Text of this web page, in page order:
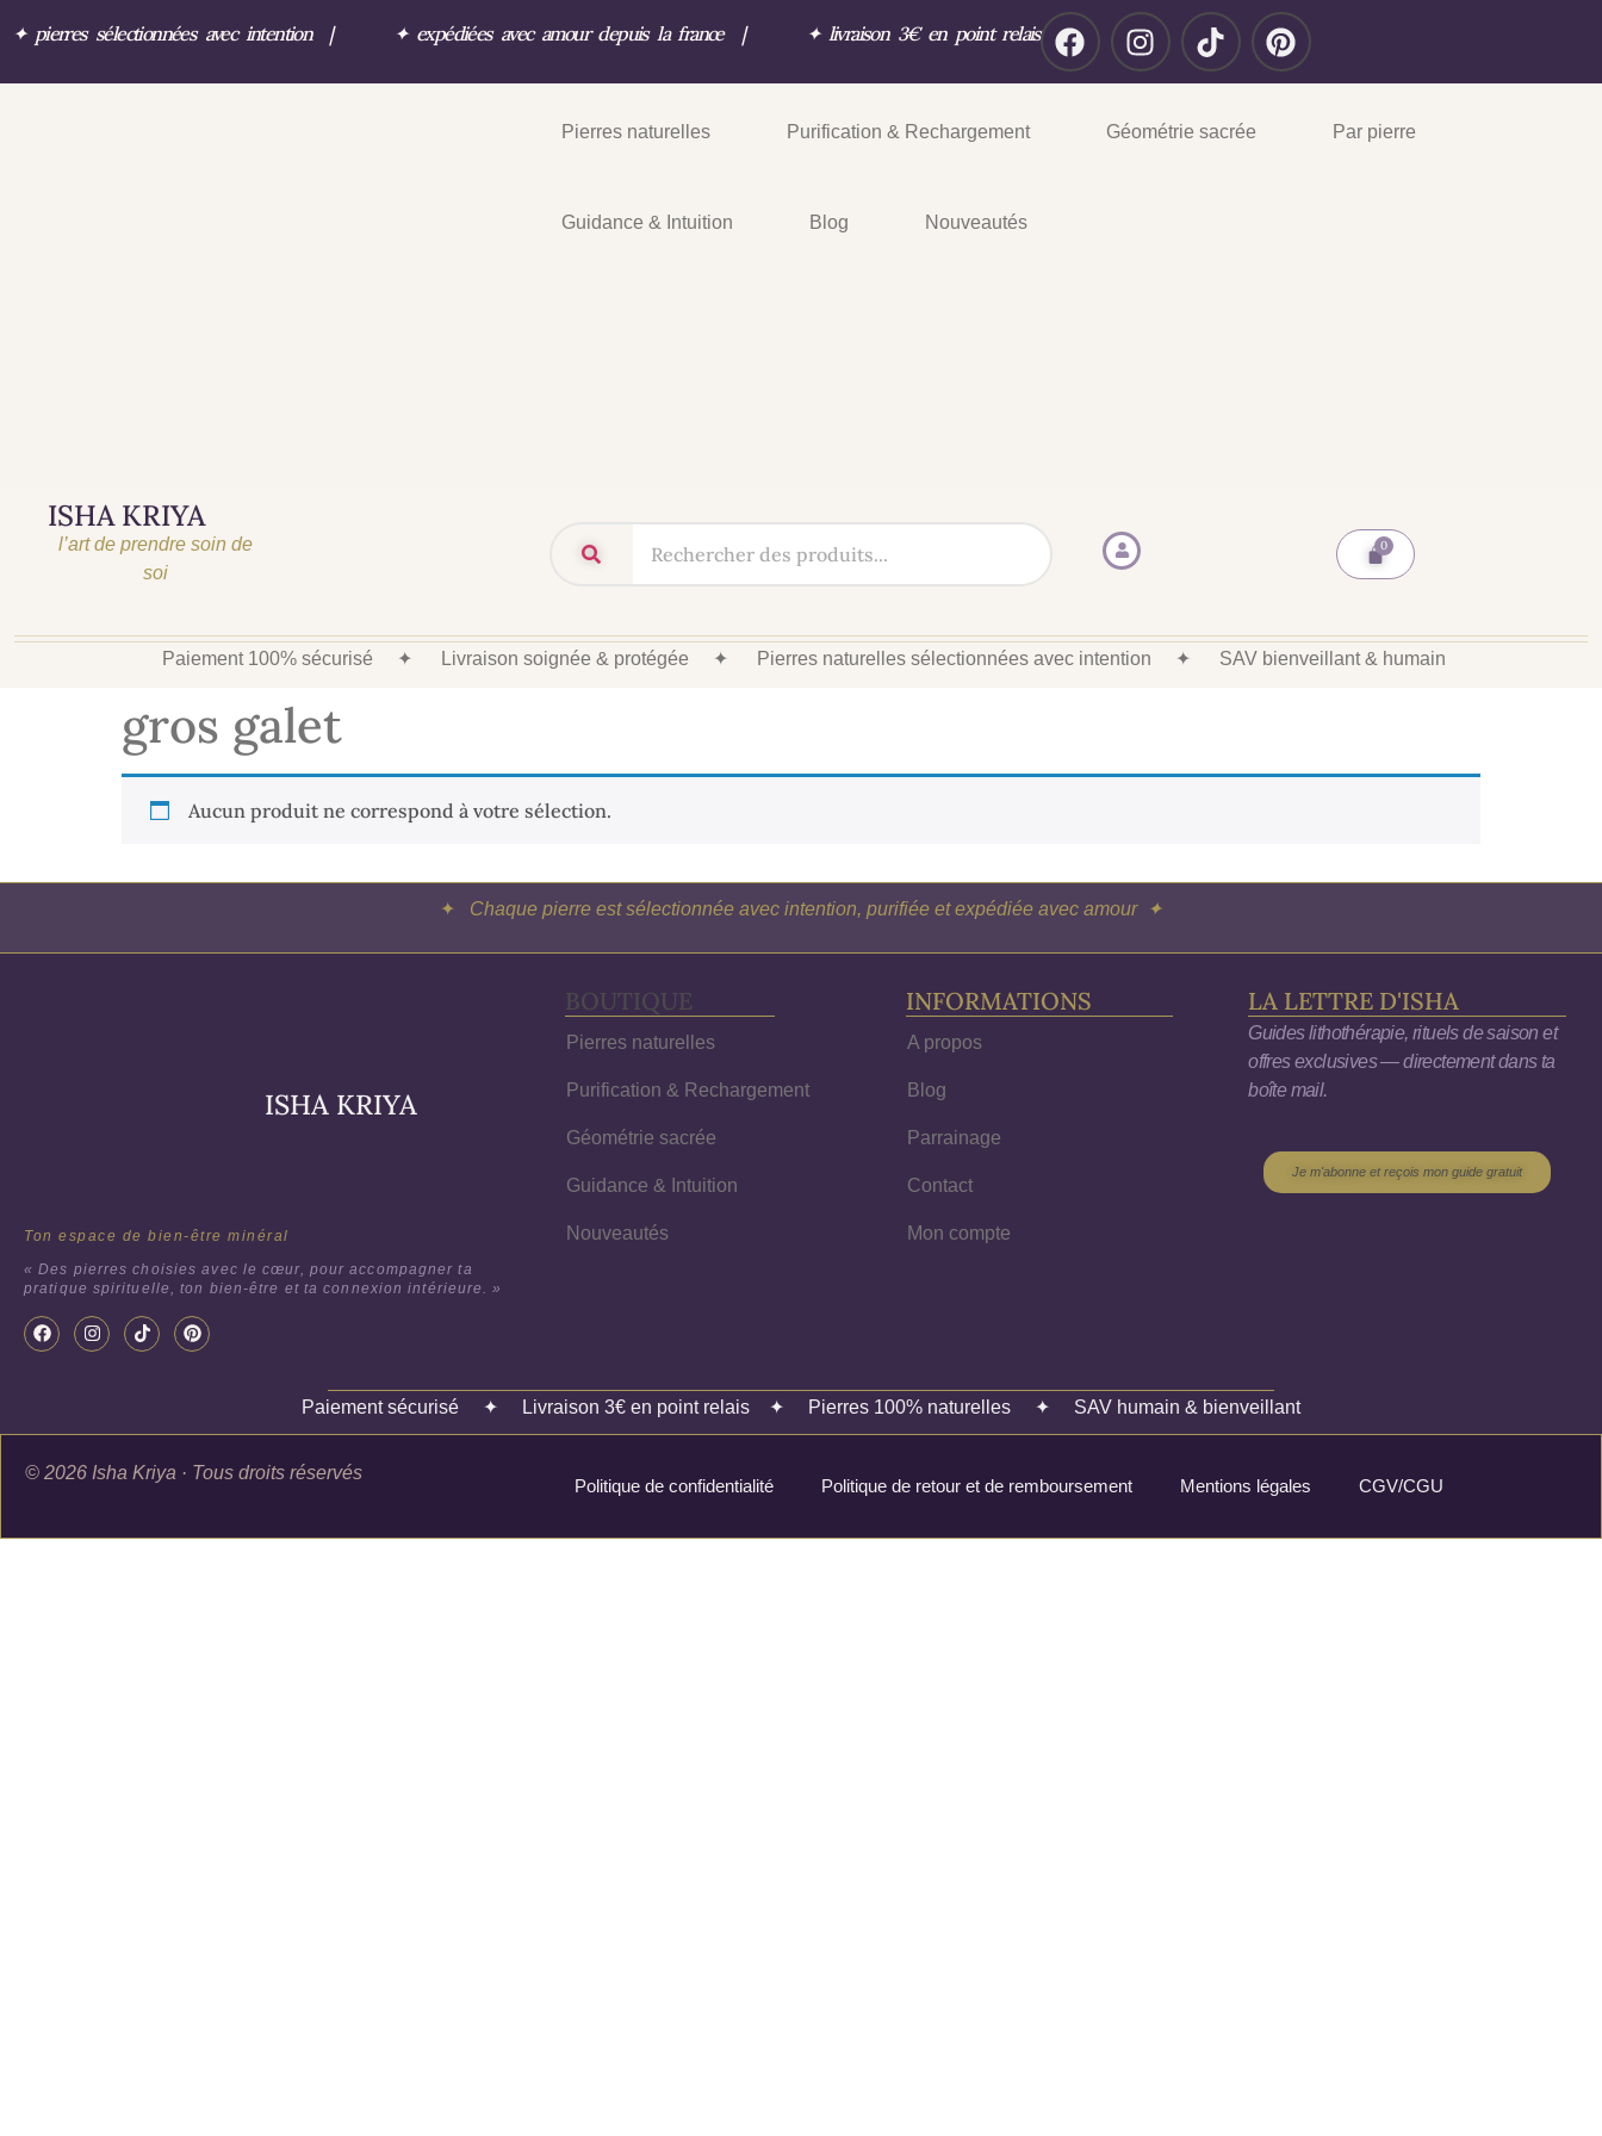
✦ pierres sélectionnées avec intention | ✦ expédiées avec amour depuis la france | ✦ livraison 3€ en point relais
Pierres naturelles Purification & Rechargement Géométrie sacrée Par pierre
Guidance & Intuition Blog Nouveautés
ISHA KRIYA
l’art de prendre soin de
soi
Paiement 100% sécurisé ✦ Livraison soignée & protégée ✦ Pierres naturelles sélectionnées avec intention ✦ SAV bienveillant & humain
gros galet
Aucun produit ne correspond à votre sélection.
✦ Chaque pierre est sélectionnée avec intention, purifiée et expédiée avec amour ✦
ISHA KRIYA
Ton espace de bien-être minéral
« Des pierres choisies avec le cœur, pour accompagner ta
pratique spirituelle, ton bien-être et ta connexion intérieure. »
BOUTIQUE
Pierres naturelles
Purification & Rechargement
Géométrie sacrée
Guidance & Intuition
Nouveautés
INFORMATIONS
A propos
Blog
Parrainage
Contact
Mon compte
LA LETTRE D'ISHA
Guides lithothérapie, rituels de saison et
offres exclusives — directement dans ta
boîte mail.
Je m'abonne et reçois mon guide gratuit
Paiement sécurisé ✦ Livraison 3€ en point relais ✦ Pierres 100% naturelles ✦ SAV humain & bienveillant
© 2026 Isha Kriya · Tous droits réservés
Politique de confidentialité Politique de retour et de remboursement Mentions légales CGV/CGU